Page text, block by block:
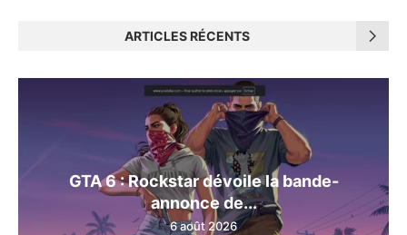
ARTICLES RÉCENTS
GTA 6 : Rockstar dévoile la bande-
annonce de...
6 août 2026